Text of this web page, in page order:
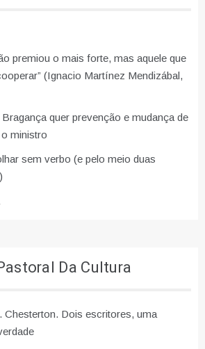
premiou o mais forte, mas aquele que
(Ignacio Martínez Mendizábal,
quer prevenção e mudança de
ministro
sem verbo (e pelo meio duas
Da Cultura
Chesterton. Dois escritores, uma